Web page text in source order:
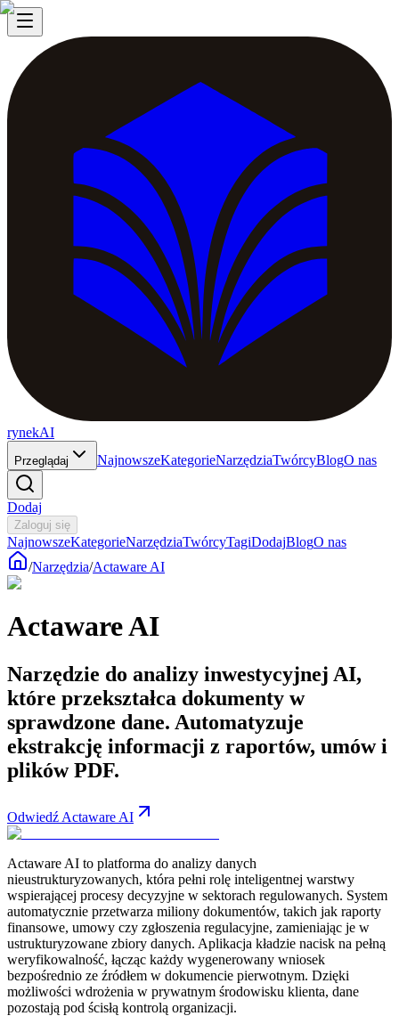
rynekAI
Przeglądaj NajnowszeKategorieNarzędziaTwórcyBlogO nas
Dodaj
Zaloguj się
NajnowszeKategorieNarzędziaTwórcyTagiDodajBlogO nas
/Narzędzia/Actaware AI
Actaware AI
Narzędzie do analizy inwestycyjnej AI,
które przekształca dokumenty w
sprawdzone dane. Automatyzuje
ekstrakcję informacji z raportów, umów i
plików PDF.
Odwiedź Actaware AI
Actaware AI to platforma do analizy danych
nieustrukturyzowanych, która pełni rolę inteligentnej warstwy
wspierającej procesy decyzyjne w sektorach regulowanych. System
automatycznie przetwarza miliony dokumentów, takich jak raporty
finansowe, umowy czy zgłoszenia regulacyjne, zamieniając je w
ustrukturyzowane zbiory danych. Aplikacja kładzie nacisk na pełną
weryfikowalność, łącząc każdy wygenerowany wniosek
bezpośrednio ze źródłem w dokumencie pierwotnym. Dzięki
możliwości wdrożenia w prywatnym środowisku klienta, dane
pozostają pod ścisłą kontrolą organizacji.